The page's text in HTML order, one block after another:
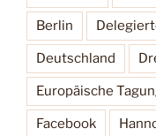
Berlin
Deutschland
Europäische
Facebook